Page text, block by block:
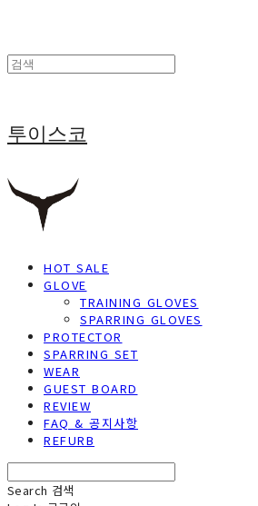
투이스코
HOT SALE
GLOVE
TRAINING GLOVES
SPARRING GLOVES
PROTECTOR
SPARRING SET
WEAR
GUEST BOARD
REVIEW
FAQ & 공지사항
REFURB
Search 검색